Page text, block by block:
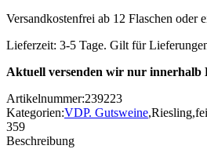
Versandkostenfrei ab 12 Flaschen oder
Lieferzeit: 3-5 Tage. Gilt für
Aktuell versenden wir nur innerhalb
Artikelnummer:239223
Kategorien:VDP. Gutsweine,Riesling,
359
Beschreibung